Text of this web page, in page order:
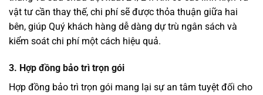
vật tư cần thay thế, chi phí sẽ được thỏa thuận giữa hai
bên, giúp Quý khách hàng dễ dàng dự trù ngân sách và
kiểm soát chi phí một cách hiệu quả.
3. Hợp đồng bảo trì trọn gói
Hợp đồng bảo trì trọn gói mang lại sự an tâm tuyệt đối cho